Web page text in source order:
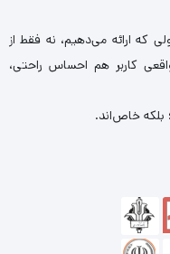
که ارائه می‌دهیم، نه فقط از
کاربر هم احساس راحتی،
بلکه خاص‌اند.